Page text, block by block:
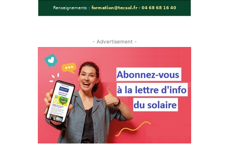
- Advertisement -